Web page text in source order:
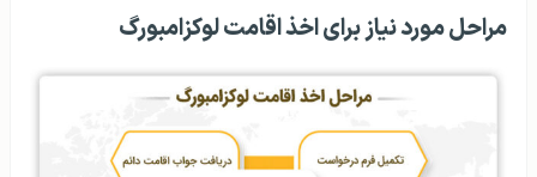
مراحل مورد نیاز برای اخذ اقامت لوکزامبورگ